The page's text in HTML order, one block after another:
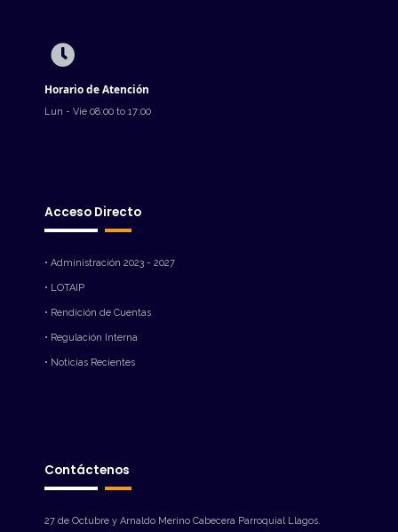
Horario de Atención
Lun - Vie 08:00 to 17:00
Acceso Directo
• Administración 2023 - 2027
• LOTAIP
• Rendición de Cuentas
• Regulación Interna
• Noticias Recientes
Contáctenos
27 de Octubre y Arnaldo Merino Cabecera Parroquial Llagos.